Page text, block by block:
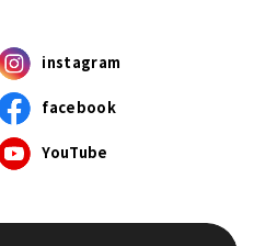
instagram
facebook
YouTube